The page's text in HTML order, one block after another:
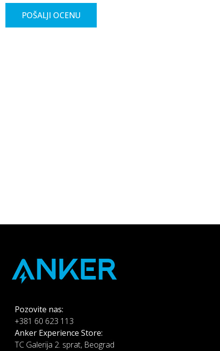
POŠALJI OCENU
Pozovite nas:
+381 60 623 113
Anker Experience Store:
TC Galerija 2. sprat, Beograd